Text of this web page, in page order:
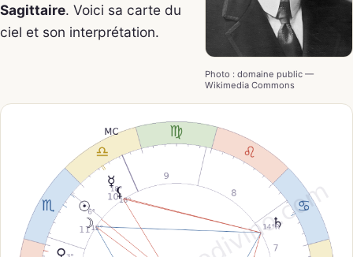
Photo : domaine public —
Wikimedia Commons
Sagittaire. Voici sa carte du
ciel et son interprétation.